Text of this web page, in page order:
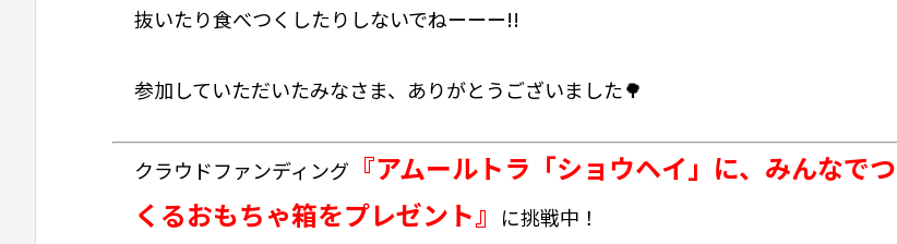
抜いたり食べつくしたりしないでねーーー!!
参加していただいたみなさま、ありがとうございました🌳
クラウドファンディング 『アムールトラ「ショウヘイ」に、みんなでつ
くるおもちゃ箱をプレゼント』
に挑戦中！